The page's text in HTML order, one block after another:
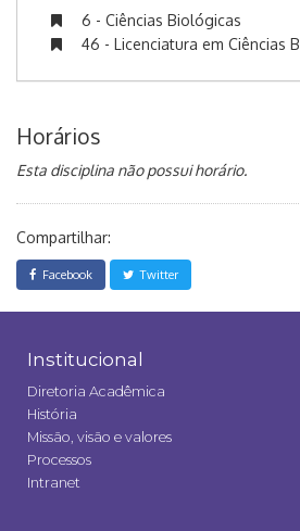
6 - Ciências Biológicas
46 - Licenciatura em Ciências
Horários
Esta disciplina não possui horário.
Compartilhar:
Facebook Twitter
Institucional
Diretoria Acadêmica
História
Missão, visão e valores
Processos
Intranet